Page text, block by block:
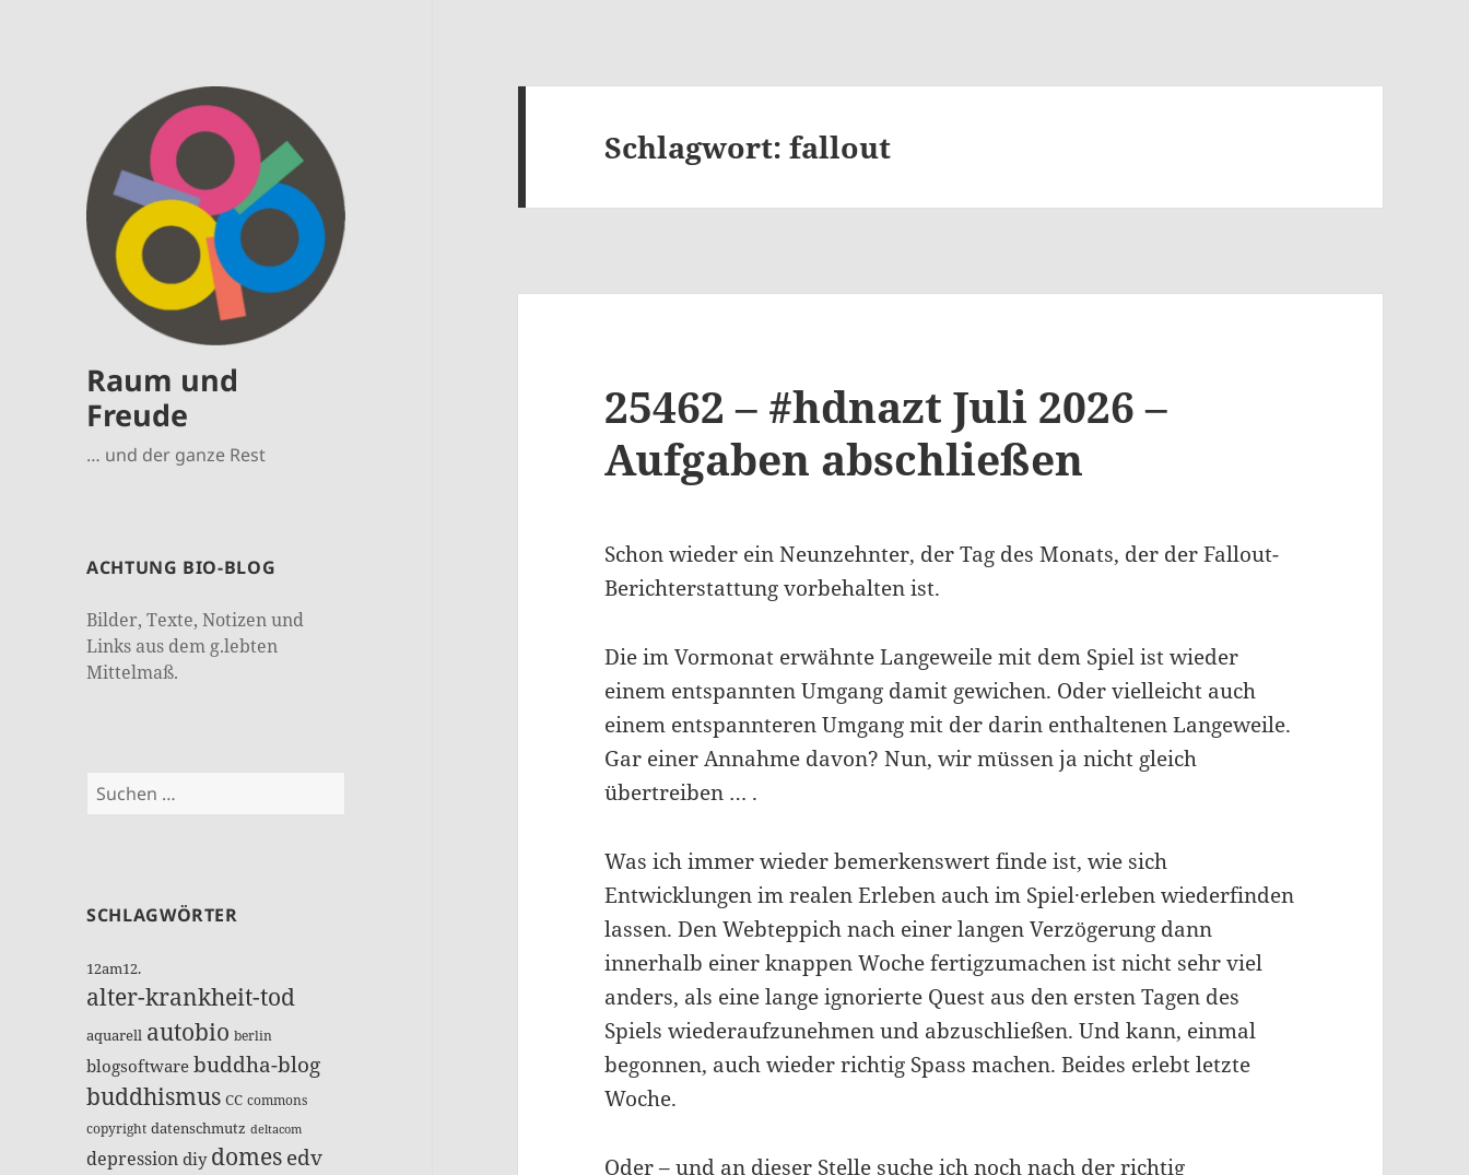
Raum und
Freude
… und der ganze Rest
ACHTUNG BIO-BLOG
Bilder, Texte, Notizen und
Links aus dem g.lebten
Mittelmaß.
Suchen
SCHLAGWÖRTER
12am12.
alter-krankheit-tod
aquarell autobio berlin
blogsoftware buddha-blog
buddhismus CC commons
copyright datenschmutz deltacom
depression diy domesedv
Schlagwort:fallout
25462 – #hdnazt Juli 2026 –
Aufgaben abschließen
Schon wieder ein Neunzehnter, der Tag des Monats, der der Fallout-
Berichterstattung vorbehalten ist.
Die im Vormonat erwähnte Langeweile mit dem Spiel ist wieder
einem entspannten Umgang damit gewichen. Oder vielleicht auch
einem entspannteren Umgang mit der darin enthaltenen Langeweile.
Gar einer Annahme davon? Nun, wir müssen ja nicht gleich
übertreiben … .
Was ich immer wieder bemerkenswert finde ist, wie sich
Entwicklungen im realen Erleben auch im Spiel·erleben wiederfinden
lassen. Den Webteppich nach einer langen Verzögerung dann
innerhalb einer knappen Woche fertigzumachen ist nicht sehr viel
anders, als eine lange ignorierte Quest aus den ersten Tagen des
Spiels wiederaufzunehmen und abzuschließen. Und kann, einmal
begonnen, auch wieder richtig Spass machen. Beides erlebt letzte
Woche.
Oder – und an dieser Stelle suche ich noch nach der richtig